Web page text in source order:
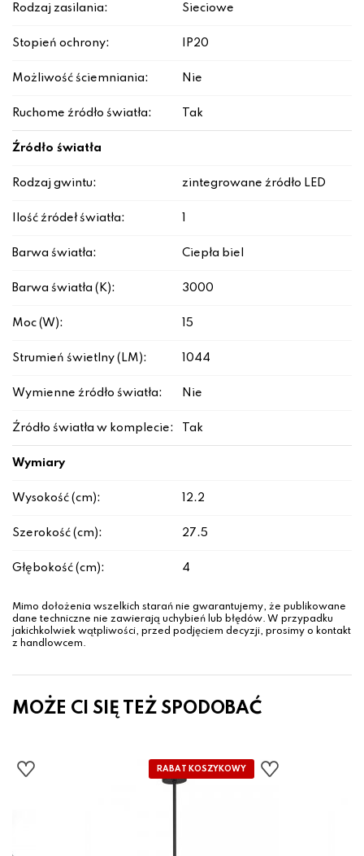
Rodzaj zasilania: Sieciowe
Stopień ochrony: IP20
Możliwość ściemniania: Nie
Ruchome źródło światła: Tak
Źródło światła
Rodzaj gwintu: zintegrowane źródło LED
Ilość źródeł światła:
Barwa światła: Ciepła biel
Barwa światła (K): 3000
Moc (W): 15
Strumień świetlny (LM): 1044
Wymienne źródło światła: Nie
Źródło światła w komplecie: Tak
Wymiary
Wysokość (cm): 12.2
Szerokość (cm): 27.5
Głębokość (cm): 4
Mimo dołożenia wszelkich starań nie gwarantujemy, że publikowane
dane techniczne nie zawierają uchybień lub błędów. W przypadku
jakichkolwiek wątpliwości, przed podjęciem decyzji, prosimy o kontakt
z handlowcem.
MOŻE CI SIĘ TEŻ SPODOBAĆ